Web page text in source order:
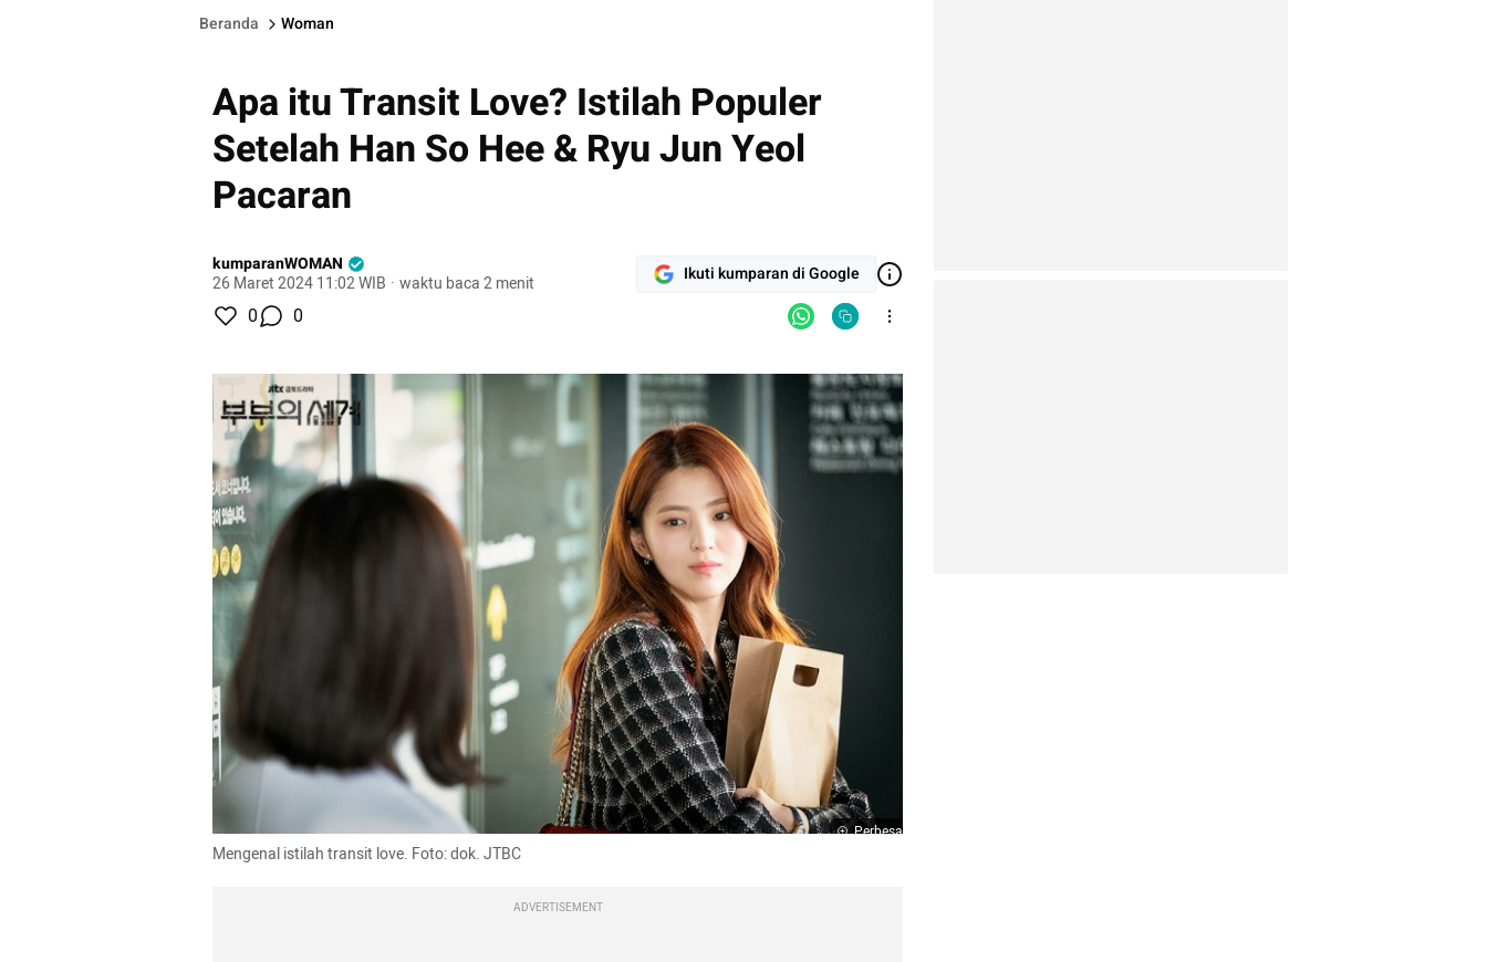
Beranda Woman
Apa itu Transit Love? Istilah Populer
Setelah Han So Hee & Ryu Jun Yeol
Pacaran
kumparanWOMAN
26 Maret 2024 11:02 WIB · waktu baca 2 menit Ikuti kumparan di Google
0 0
Perbesar
Mengenal istilah transit love. Foto: dok. JTBC
ADVERTISEMENT